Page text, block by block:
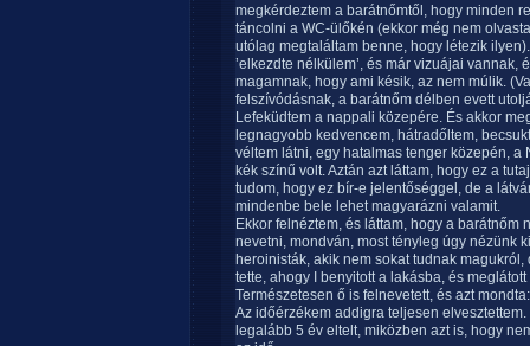
megkérdeztem a barátnőmtől, hogy minden
táncolni a WC-ülőkén (ekkor még nem
utólag megtaláltam benne, hogy létezik
’elkezdte nélkülem’, és már vizuájai
magamnak, hogy ami késik, az nem múlik.
felszívódásnak, a barátnőm délben evett
Lefeküdtem a nappali közepére. És akkor
legnagyobb kedvencem, hátradőltem,
véltem látni, egy hatalmas tenger közepén,
kék színű volt. Aztán azt láttam, hogy ez a
tudom, hogy ez bír-e jelentőséggel, de a
mindenbe bele lehet magyarázni valamit.
Ekkor felnéztem, és láttam, hogy a
nevetni, mondván, most tényleg úgy nézünk
heroinisták, akik nem sokat tudnak
tette, ahogy I benyitott a lakásba, és meglátott
Természetesen ő is felnevetett, és azt
Az időérzékem addigra teljesen
legalább 5 év eltelt, miközben azt is, hogy